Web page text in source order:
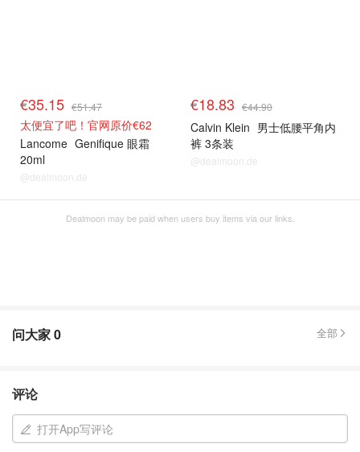
€35.15 €51.47
太便宜了吧！官网原价€62
Lancome Genifique 眼霜
20ml
@dealmoon.de
€18.83 €44.90
Calvin Klein 男士低腰平角内
裤 3条装
@dealmoon.de
Dealmoon may be paid when users buy items via our links.
问大家0 全部
评论
打开App写评论